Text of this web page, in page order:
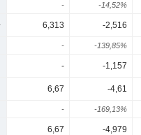
- -14,52%
6,313 -2,516
- -139,85%
- -1,157
6,67 -4,61
- -169,13%
6,67 -4,979